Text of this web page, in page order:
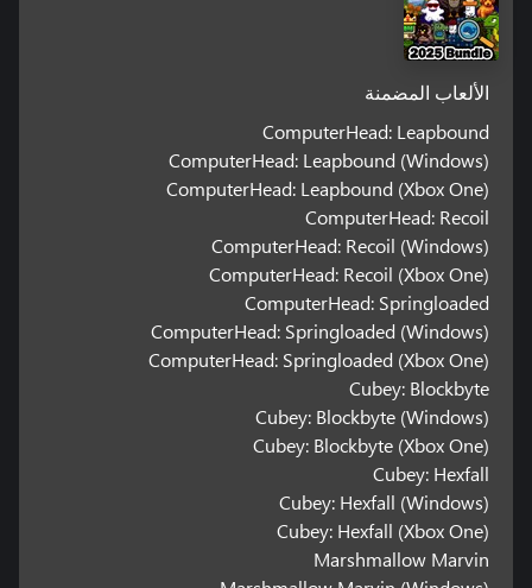
الألعاب المضمنة
ComputerHead: Leapbound
ComputerHead: Leapbound (Windows)
ComputerHead: Leapbound (Xbox One)
ComputerHead: Recoil
ComputerHead: Recoil (Windows)
ComputerHead: Recoil (Xbox One)
ComputerHead: Springloaded
ComputerHead: Springloaded (Windows)
ComputerHead: Springloaded (Xbox One)
Cubey: Blockbyte
Cubey: Blockbyte (Windows)
Cubey: Blockbyte (Xbox One)
Cubey: Hexfall
Cubey: Hexfall (Windows)
Cubey: Hexfall (Xbox One)
Marshmallow Marvin